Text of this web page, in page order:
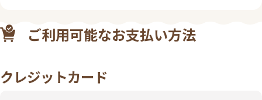
ご利用可能なお支払い方法
クレジットカード